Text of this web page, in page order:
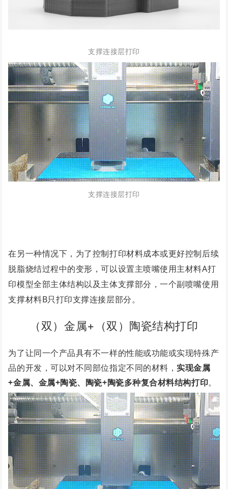
支撑连接层打印
支撑连接层打印
在另一种情况下，为了控制打印材料成本或更好控制后续
脱脂烧结过程中的变形，可以设置主喷嘴使用主材料A打
印模型全部主体结构以及主体支撑部分，一个副喷嘴使用
支撑材料B只打印支撑连接层部分。
（双）金属+（双）陶瓷结构打印
为了让同一个产品具有不一样的性能或功能或实现特殊产
品的开发，可以对不同部位指定不同的材料，实现金属
+金属、金属+陶瓷、陶瓷+陶瓷多种复合材料结构打印。